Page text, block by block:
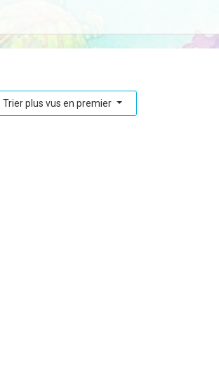
Trier plus vus en premier